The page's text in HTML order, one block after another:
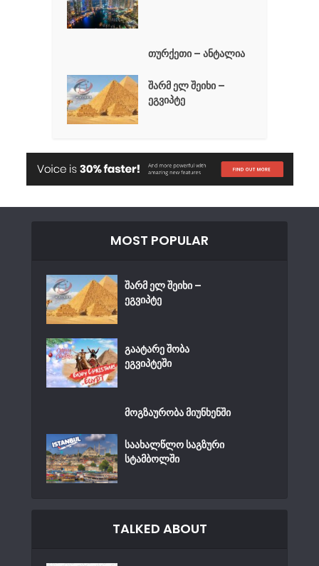
თურქეთი – ანტალია
შარმ ელ შეიხი –
ეგვიპტე
MOST POPULAR
შარმ ელ შეიხი –
ეგვიპტე
გაატარე შობა
ეგვიპტეში
მოგზაურობა მიუნხენში
საახალწლო საგზური
სტამბოლში
TALKED ABOUT